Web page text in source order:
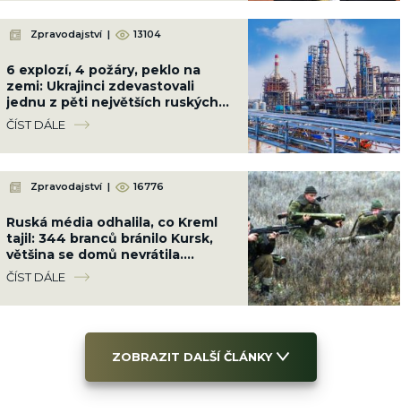
Zpravodajství | 13104
6 explozí, 4 požáry, peklo na
zemi: Ukrajinci zdevastovali
jednu z pěti největších ruských
rafinerií 700 km od hranic i lodě
FSB
ČÍST DÁLE
Zpravodajství | 16776
Ruská média odhalila, co Kreml
tajil: 344 branců bránilo Kursk,
většina se domů nevrátila.
Ukrajinci je pohřbili
ČÍST DÁLE
ZOBRAZIT DALŠÍ ČLÁNKY